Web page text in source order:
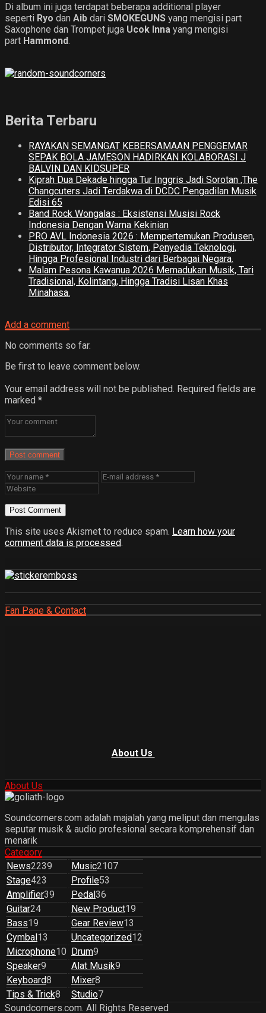
Di album ini juga terdapat beberapa additional player
seperti Ryo dan Aib dari SMOKEGUNS yang mengisi part
Saxophone dan Trompet juga Ucok Inna yang mengisi
part Hammond.
Berita Terbaru
RAYAKAN SEMANGAT KEBERSAMAAN PENGGEMAR
SEPAK BOLA JAMESON HADIRKAN KOLABORASI J
BALVIN DAN KIDSUPER
Kiprah Dua Dekade hingga Tur Inggris Jadi Sorotan ,The
Changcuters Jadi Terdakwa di DCDC Pengadilan Musik
Edisi 65
Band Rock Wongalas : Eksistensi Musisi Rock
Indonesia Dengan Warna Kekinian
PRO AVL Indonesia 2026 : Mempertemukan Produsen,
Distributor, Integrator Sistem, Penyedia Teknologi,
Hingga Profesional Industri dari Berbagai Negara.
Malam Pesona Kawanua 2026 Memadukan Musik, Tari
Tradisional, Kolintang, Hingga Tradisi Lisan Khas
Minahasa.
Add a comment
No comments so far.
Be first to leave comment below.
Your email address will not be published. Required fields are
marked *
Post comment
This site uses Akismet to reduce spam. Learn how your
comment data is processed.
Fan Page & Contact
About Us
About Us
Soundcorners.com adalah majalah yang meliput dan mengulas
seputar musik & audio profesional secara komprehensif dan
menarik
Category
News2239 Music2107
Stage423 Profile53
Amplifier39 Pedal 36
Guitar24 New Product19
Bass19 Gear Review13
Cymbal 13 Uncategorized12
Microphone10 Drum9
Speaker9 Alat Musik9
Keyboard8 Mixer8
Tips & Trick8 Studio7
Soundcorners.com. All Rights Reserved